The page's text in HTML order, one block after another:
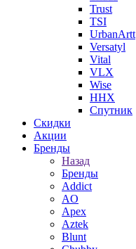
Trust
TSI
UrbanArtt
Versatyl
Vital
VLX
Wise
ННХ
Спутник
Скидки
Акции
Бренды
Назад
Бренды
Addict
AO
Apex
Aztek
Blunt